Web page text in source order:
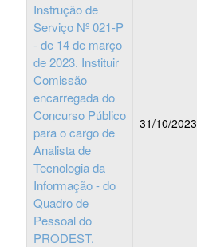
Instrução de
Serviço Nº 021-P
- de 14 de março
de 2023. Instituir
Comissão
encarregada do
Concurso Público
para o cargo de
Analista de
Tecnologia da
Informação - do
Quadro de
Pessoal do
PRODEST.
31/10/2023